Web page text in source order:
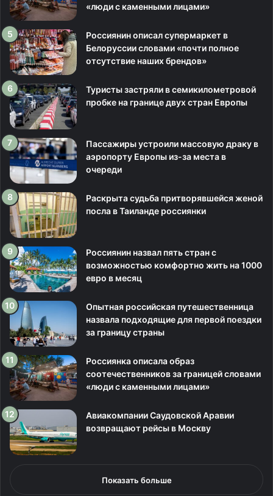
«люди с каменными лицами»
Россиянин описал супермаркет в
Белоруссии словами «почти полное
отсутствие наших брендов»
Туристы застряли в семикилометровой
пробке на границе двух стран Европы
Пассажиры устроили массовую драку в
аэропорту Европы из-за места в
очереди
Раскрыта судьба притворявшейся женой
посла в Таиланде россиянки
Россиянин назвал пять стран с
возможностью комфортно жить на 1000
евро в месяц
Опытная российская путешественница
назвала подходящие для первой поездки
за границу страны
Россиянка описала образ
соотечественников за границей словами
«люди с каменными лицами»
Авиакомпании Саудовской Аравии
возвращают рейсы в Москву
Показать больше